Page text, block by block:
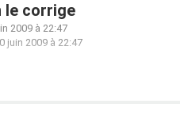
le corrige
2009 à 22:47
juin 2009 à 22:47